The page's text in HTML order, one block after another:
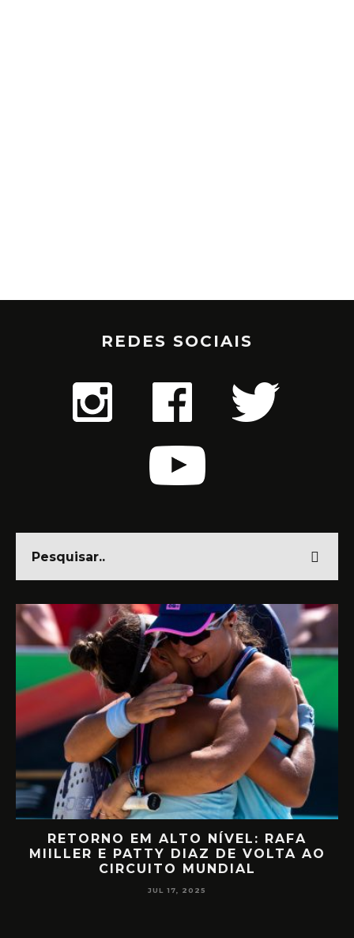
REDES SOCIAIS
RETORNO EM ALTO NÍVEL: RAFA
MIILLER E PATTY DIAZ DE VOLTA AO
CIRCUITO MUNDIAL
JUL 17, 2025